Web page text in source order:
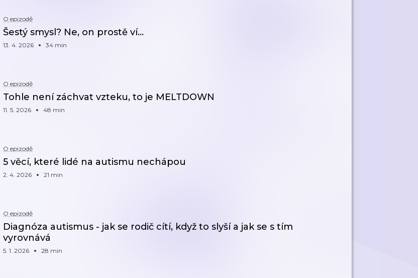
O epizodě
Šestý smysl? Ne, on prostě ví...
13. 4. 2026 34 min
O epizodě
Tohle není záchvat vzteku, to je MELTDOWN
11. 5. 2026 48 min
O epizodě
5 věcí, které lidé na autismu nechápou
2. 4. 2026 21 min
O epizodě
Diagnóza autismus - jak se rodič cítí, když to slyší a jak se s tím
vyrovnává
5. 1. 2026 28 min